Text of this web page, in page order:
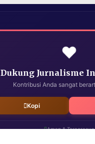
❤️
Dukung Jurnalisme
Kontribusi Anda sangat
Kopi
Aman & Terpercaya